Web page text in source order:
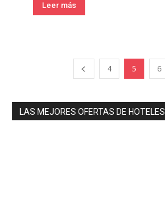
Leer más
4 5 6
LAS MEJORES OFERTAS DE HOTELES